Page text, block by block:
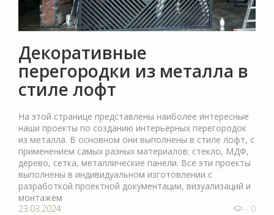
Декоративные
перегородки из металла в
стиле лофт
На этой странице представлены наиболее интересные
наши проекты по созданию интерьерных перегородок
из металла. В основном они выполнены в стиле лофт, с
применением самых разных материалов: стекло, МДФ,
дерево, сетка, металлические панели. Все эти проекты
выполнены в индивидуальном изготовлении с
разработкой проектной документации, визуализаций и
монтажем
23.03.2024
- 0